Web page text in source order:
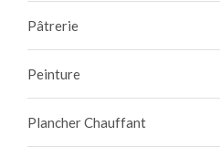
Pâtrerie
Peinture
Plancher Chauffant